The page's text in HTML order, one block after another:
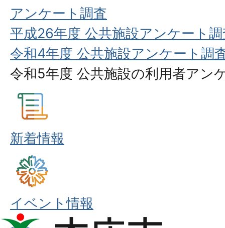
アンケート調査
平成26年度 公共施設アンケート
令和4年度 公共施設アンケート調
令和5年度 公共施設の利用者アン
新着情報
イベント情報
本